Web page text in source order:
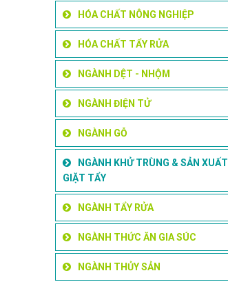
HÓA CHẤT NÔNG NGHIỆP
HÓA CHẤT TẨY RỬA
NGÀNH DỆT - NHỘM
NGÀNH ĐIỆN TỬ
NGÀNH GỖ
NGÀNH KHỬ TRÙNG & SẢN XUẤT
GIẶT TẨY
NGÀNH TẨY RỬA
NGÀNH THỨC ĂN GIA SÚC
NGÀNH THỦY SẢN